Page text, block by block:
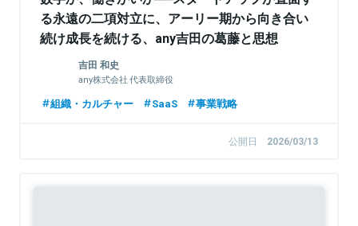
る永遠の二項対立に、アーリー期から向き合い
続け成長を続ける、any吉田の葛藤と思想
吉田 和史
any株式会社 代表取締役
組織・カルチャー SaaS 事業戦略
公開日 2026/03/13